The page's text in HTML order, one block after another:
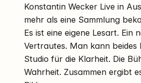
Konstantin Wecker Live in
mehr als eine Sammlung
Es ist eine eigene Lesart. Ein
Vertrautes. Man kann beides
Studio für die Klarheit. Die
Wahrheit. Zusammen ergibt